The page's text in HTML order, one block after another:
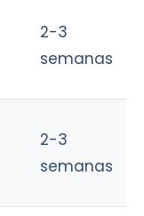
2-3
semanas
2-3
semanas